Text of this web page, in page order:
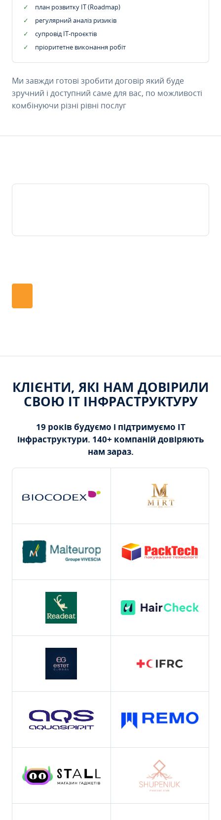
план розвитку IT (Roadmap)
регулярний аналіз ризиків
супровід ІТ-проєктів
пріоритетне виконання робіт
Ми завжди готові зробити договір який буде
зручний і доступний саме для вас, по можливості
комбінуючи різні рівні послуг
КЛІЄНТИ, ЯКІ НАМ ДОВІРИЛИ
СВОЮ ІТ ІНФРАСТРУКТУРУ
19 років будуємо і підтримуємо ІТ
інфраструктури. 140+ компаній довіряють
нам зараз.